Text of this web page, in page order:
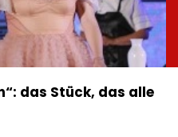
das Stück, das alle